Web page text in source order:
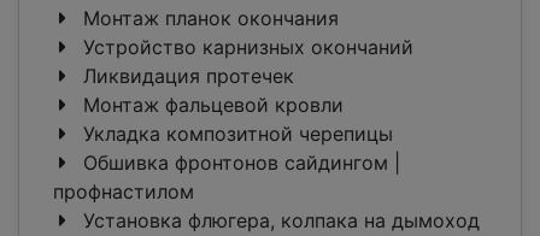
Монтаж планок окончания
Устройство карнизных окончаний
Ликвидация протечек
Монтаж фальцевой кровли
Укладка композитной черепицы
Обшивка фронтонов сайдингом |
профнастилом
Установка флюгера, колпака на дымоход